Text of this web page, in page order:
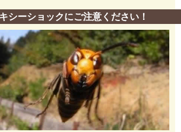
シーショックにご注意ください！